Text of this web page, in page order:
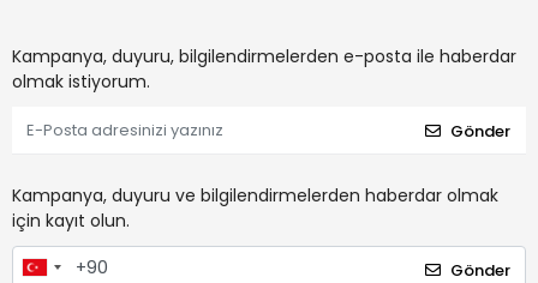
Kampanya, duyuru, bilgilendirmelerden e-posta ile haberdar
olmak istiyorum.
Gönder
Kampanya, duyuru ve bilgilendirmelerden haberdar olmak
için kayıt olun.
Gönder